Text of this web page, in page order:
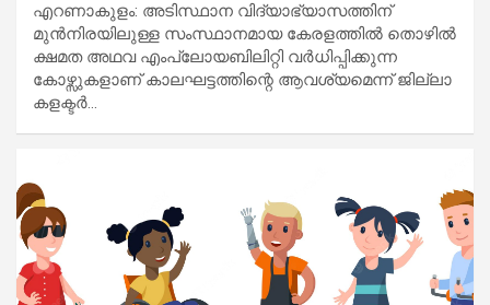
എറണാകുളം: അടിസ്ഥാന വിദ്യാഭ്യാസത്തിന്
മുന്‍നിരയിലുള്ള സംസ്ഥാനമായ കേരളത്തില്‍ തൊഴില്‍
ക്ഷമത അഥവ എംപ്ലോയബിലിറ്റി വര്‍ധിപ്പിക്കുന്ന
കോഴ്സുകളാണ് കാലഘട്ടത്തിന്റെ ആവശ്യമെന്ന് ജില്ലാ
കളക്ടര്‍…